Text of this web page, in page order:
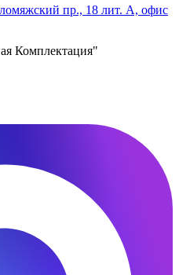
пр., 18 лит. А, офис
Комплектация"